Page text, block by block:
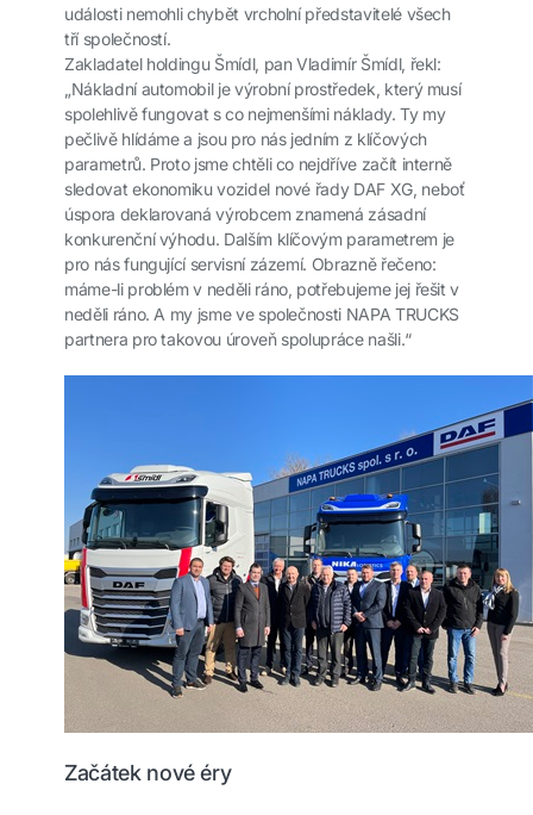
události nemohli chybět vrcholní představitelé všech
tří společností.
Zakladatel holdingu Šmídl, pan Vladimír Šmídl, řekl:
„Nákladní automobil je výrobní prostředek, který musí
spolehlivě fungovat s co nejmenšími náklady. Ty my
pečlivě hlídáme a jsou pro nás jedním z klíčových
parametrů. Proto jsme chtěli co nejdříve začít interně
sledovat ekonomiku vozidel nové řady DAF XG, neboť
úspora deklarovaná výrobcem znamená zásadní
konkurenční výhodu. Dalším klíčovým parametrem je
pro nás fungující servisní zázemí. Obrazně řečeno:
máme-li problém v neděli ráno, potřebujeme jej řešit v
neděli ráno. A my jsme ve společnosti NAPA TRUCKS
partnera pro takovou úroveň spolupráce našli.“
Začátek nové éry